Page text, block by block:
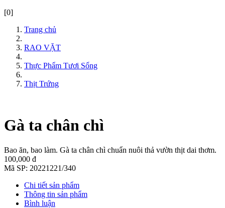
[0]
Trang chủ
RAO VẶT
Thực Phẩm Tươi Sống
Thịt Trứng
Gà ta chân chì
Bao ăn, bao làm. Gà ta chân chì chuẩn nuôi thả vườn thịt dai thơm.
100,000 đ
Mã SP: 20221221/340
Chi tiết sản phẩm
Thông tin sản phẩm
Bình luận